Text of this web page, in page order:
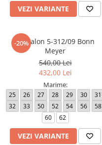
Trench
Salopete dama
Hanorace
VEZI VARIANTE
-20%
Pantalon 5-312/09 Bonn
Meyer
540,00 Lei
432,00 Lei
Marime:
25 26 27 28 29 30
31
32
33 50 52 54 56
58
60
62
VEZI VARIANTE